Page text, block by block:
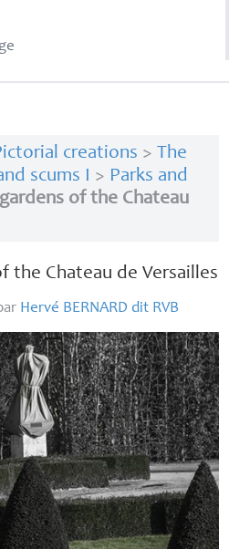
creations > The
scums I > Parks and
of the Chateau
the Chateau de Versailles
Hervé BERNARD dit RVB